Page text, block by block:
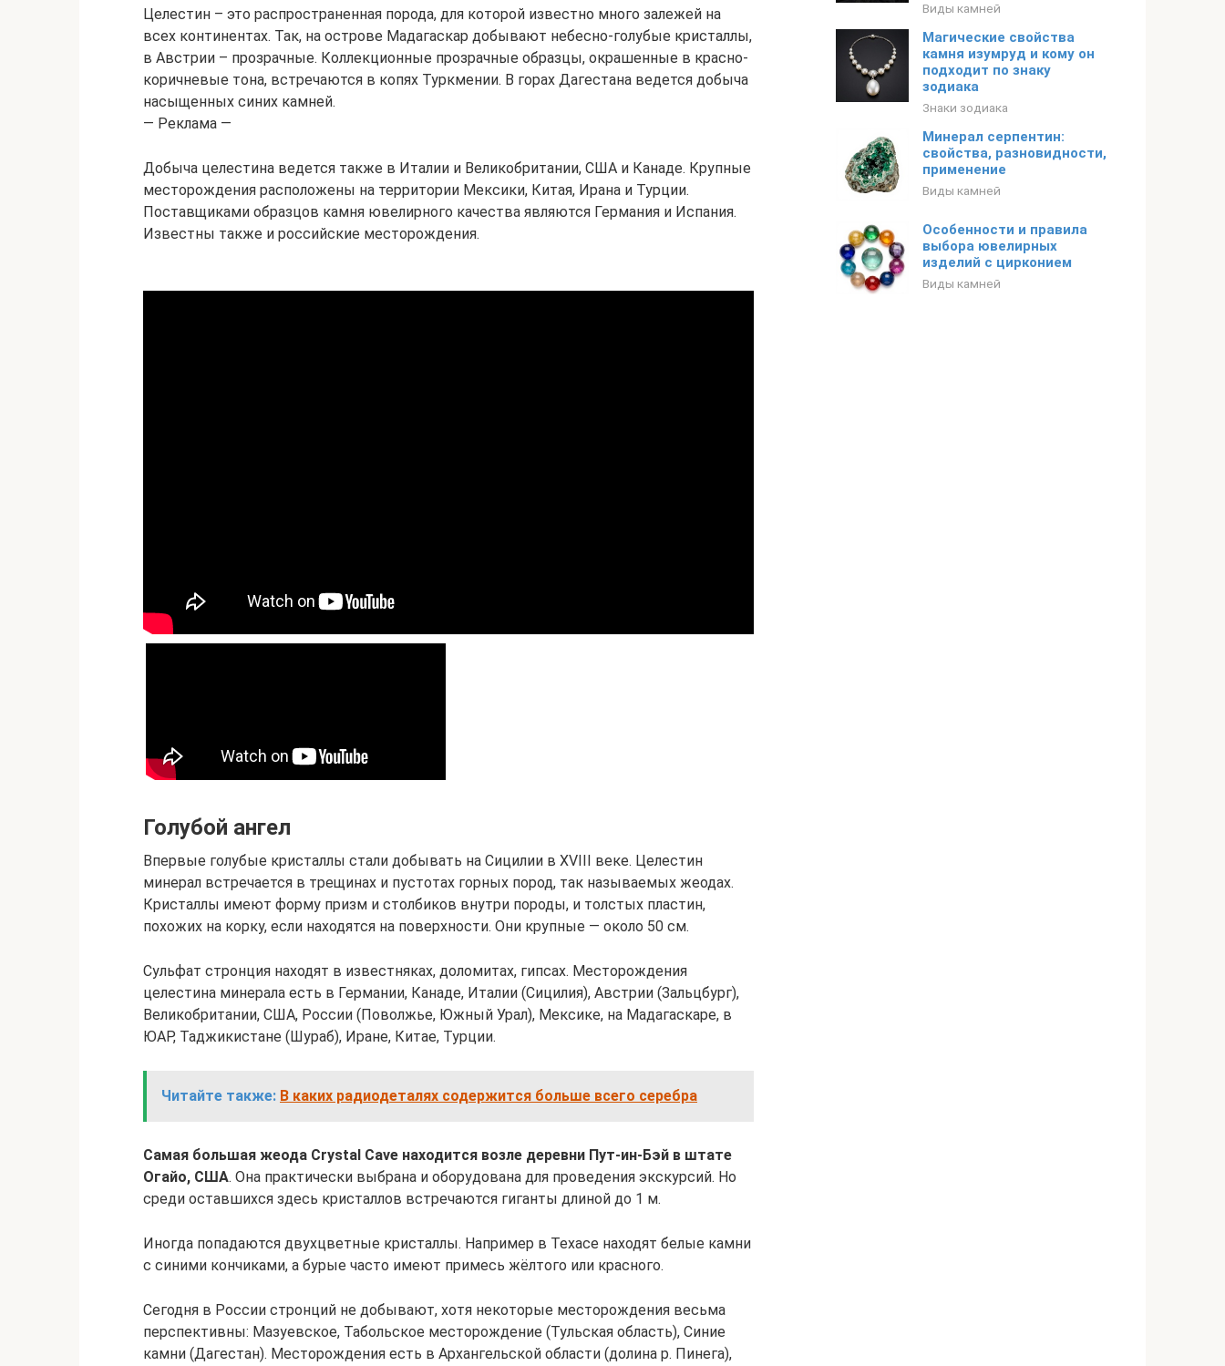
Целестин – это распространенная порода, для которой известно много залежей на
всех континентах. Так, на острове Мадагаскар добывают небесно-голубые кристаллы,
в Австрии – прозрачные. Коллекционные прозрачные образцы, окрашенные в красно-
коричневые тона, встречаются в копях Туркмении. В горах Дагестана ведется добыча
насыщенных синих камней.
— Реклама —
Добыча целестина ведется также в Италии и Великобритании, США и Канаде. Крупные
месторождения расположены на территории Мексики, Китая, Ирана и Турции.
Поставщиками образцов камня ювелирного качества являются Германия и Испания.
Известны также и российские месторождения.
Голубой ангел
Впервые голубые кристаллы стали добывать на Сицилии в XVIII веке. Целестин
минерал встречается в трещинах и пустотах горных пород, так называемых жеодах.
Кристаллы имеют форму призм и столбиков внутри породы, и толстых пластин,
похожих на корку, если находятся на поверхности. Они крупные — около 50 см.
Сульфат стронция находят в известняках, доломитах, гипсах. Месторождения
целестина минерала есть в Германии, Канаде, Италии (Сицилия), Австрии (Зальцбург),
Великобритании, США, России (Поволжье, Южный Урал), Мексике, на Мадагаскаре, в
ЮАР, Таджикистане (Шураб), Иране, Китае, Турции.
Читайте также: В каких радиодеталях содержится больше всего серебра
Самая большая жеода Crystal Cave находится возле деревни Пут-ин-Бэй в штате
Огайо, США. Она практически выбрана и оборудована для проведения экскурсий. Но
среди оставшихся здесь кристаллов встречаются гиганты длиной до 1 м.
Иногда попадаются двухцветные кристаллы. Например в Техасе находят белые камни
с синими кончиками, а бурые часто имеют примесь жёлтого или красного.
Сегодня в России стронций не добывают, хотя некоторые месторождения весьма
перспективны: Мазуевское, Табольское месторождение (Тульская область), Синие
камни (Дагестан). Месторождения есть в Архангельской области (долина р. Пинега),
Виды камней
Магические свойства
камня изумруд и кому он
подходит по знаку
зодиака
Знаки зодиака
Минерал серпентин:
свойства, разновидности,
применение
Виды камней
Особенности и правила
выбора ювелирных
изделий с цирконием
Виды камней